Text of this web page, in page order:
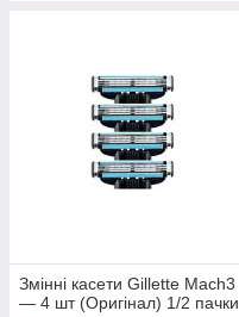
Змінні касети Gillette Mach3
— 4 шт (Оригінал) 1/2 пачки